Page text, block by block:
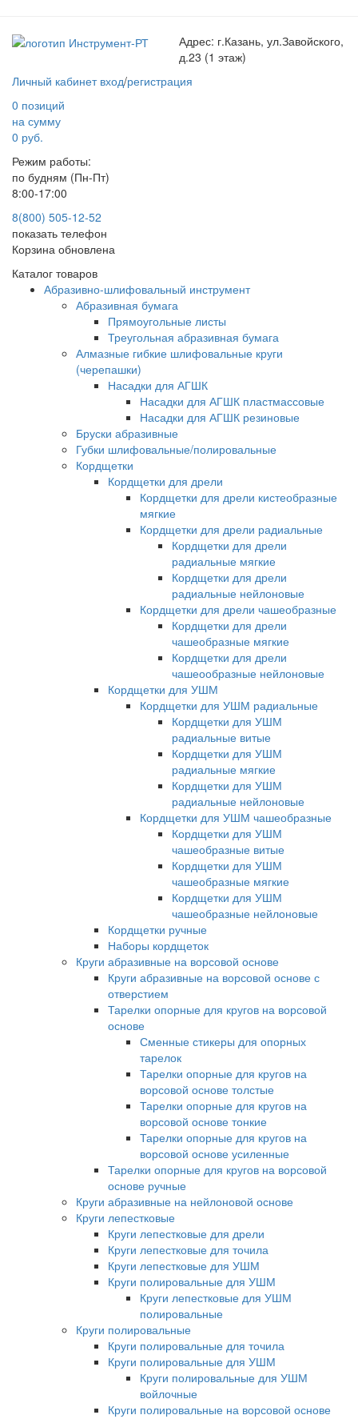
Адрес: г.Казань, ул.Завойского,
д.23 (1 этаж)
Личный кабинет вход/регистрация
0 позиций
на сумму
0 руб.
Режим работы:
по будням (Пн-Пт)
8:00-17:00
8(800) 505-12-52
показать телефон
Корзина обновлена
Каталог товаров
Абразивно-шлифовальный инструмент
Абразивная бумага
Прямоугольные листы
Треугольная абразивная бумага
Алмазные гибкие шлифовальные круги
(черепашки)
Насадки для АГШК
Насадки для АГШК пластмассовые
Насадки для АГШК резиновые
Бруски абразивные
Губки шлифовальные/полировальные
Кордщетки
Кордщетки для дрели
Кордщетки для дрели кистеобразные
мягкие
Кордщетки для дрели радиальные
Кордщетки для дрели
радиальные мягкие
Кордщетки для дрели
радиальные нейлоновые
Кордщетки для дрели чашеобразные
Кордщетки для дрели
чашеобразные мягкие
Кордщетки для дрели
чашеообразные нейлоновые
Кордщетки для УШМ
Кордщетки для УШМ радиальные
Кордщетки для УШМ
радиальные витые
Кордщетки для УШМ
радиальные мягкие
Кордщетки для УШМ
радиальные нейлоновые
Кордщетки для УШМ чашеобразные
Кордщетки для УШМ
чашеобразные витые
Кордщетки для УШМ
чашеобразные мягкие
Кордщетки для УШМ
чашеобразные нейлоновые
Кордщетки ручные
Наборы кордщеток
Круги абразивные на ворсовой основе
Круги абразивные на ворсовой основе с
отверстием
Тарелки опорные для кругов на ворсовой
основе
Сменные стикеры для опорных
тарелок
Тарелки опорные для кругов на
ворсовой основе толстые
Тарелки опорные для кругов на
ворсовой основе тонкие
Тарелки опорные для кругов на
ворсовой основе усиленные
Тарелки опорные для кругов на ворсовой
основе ручные
Круги абразивные на нейлоновой основе
Круги лепестковые
Круги лепестковые для дрели
Круги лепестковые для точила
Круги лепестковые для УШМ
Круги полировальные для УШМ
Круги лепестковые для УШМ
полировальные
Круги полировальные
Круги полировальные для точила
Круги полировальные для УШМ
Круги полировальные для УШМ
войлочные
Круги полировальные на ворсовой основе